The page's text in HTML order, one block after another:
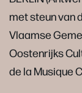
met steun van
Vlaamse
Oostenrijks
de la Musique